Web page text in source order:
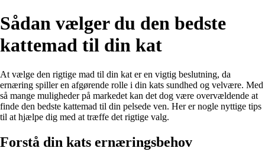
Sådan vælger du den bedste
kattemad til din kat
At vælge den rigtige mad til din kat er en vigtig beslutning, da
ernæring spiller en afgørende rolle i din kats sundhed og velvære. Med
så mange muligheder på markedet kan det dog være overvældende at
finde den bedste kattemad til din pelsede ven. Her er nogle nyttige tips
til at hjælpe dig med at træffe det rigtige valg.
Forstå din kats ernæringsbehov